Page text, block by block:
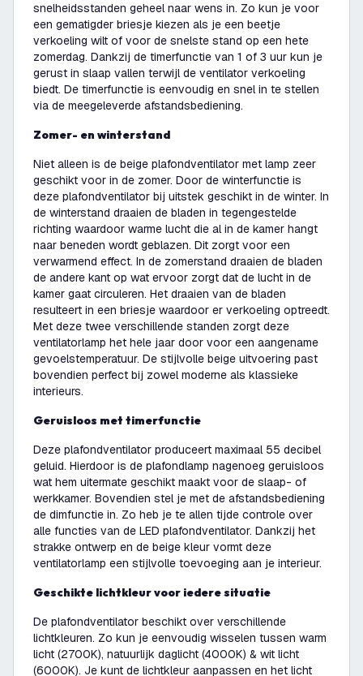
snelheidsstanden geheel naar wens in. Zo kun je voor
een gematigder briesje kiezen als je een beetje
verkoeling wilt of voor de snelste stand op een hete
zomerdag. Dankzij de timerfunctie van 1 of 3 uur kun je
gerust in slaap vallen terwijl de ventilator verkoeling
biedt. De timerfunctie is eenvoudig en snel in te stellen
via de meegeleverde afstandsbediening.
Zomer- en winterstand
Niet alleen is de beige plafondventilator met lamp zeer
geschikt voor in de zomer. Door de winterfunctie is
deze plafondventilator bij uitstek geschikt in de winter. In
de winterstand draaien de bladen in tegengestelde
richting waardoor warme lucht die al in de kamer hangt
naar beneden wordt geblazen. Dit zorgt voor een
verwarmend effect. In de zomerstand draaien de bladen
de andere kant op wat ervoor zorgt dat de lucht in de
kamer gaat circuleren. Het draaien van de bladen
resulteert in een briesje waardoor er verkoeling optreedt.
Met deze twee verschillende standen zorgt deze
ventilatorlamp het hele jaar door voor een aangename
gevoelstemperatuur. De stijlvolle beige uitvoering past
bovendien perfect bij zowel moderne als klassieke
interieurs.
Geruisloos met timerfunctie
Deze plafondventilator produceert maximaal 55 decibel
geluid. Hierdoor is de plafondlamp nagenoeg geruisloos
wat hem uitermate geschikt maakt voor de slaap- of
werkkamer. Bovendien stel je met de afstandsbediening
de dimfunctie in. Zo heb je te allen tijde controle over
alle functies van de LED plafondventilator. Dankzij het
strakke ontwerp en de beige kleur vormt deze
ventilatorlamp een stijlvolle toevoeging aan je interieur.
Geschikte lichtkleur voor iedere situatie
De plafondventilator beschikt over verschillende
lichtkleuren. Zo kun je eenvoudig wisselen tussen warm
licht (2700K), natuurlijk daglicht (4000K) & wit licht
(6000K). Je kunt de lichtkleur aanpassen en het licht